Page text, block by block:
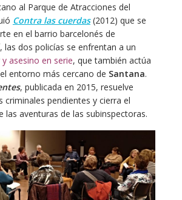
al Parque de Atracciones del
Contra las cuerdas(2012) que se
en el barrio barcelonés de
las dos policías se enfrentan a un
asesino en serie, que también actúa
entorno más cercano de Santana.
, publicada en 2015, resuelve
criminales pendientes y cierra el
las aventuras de las subinspectoras.